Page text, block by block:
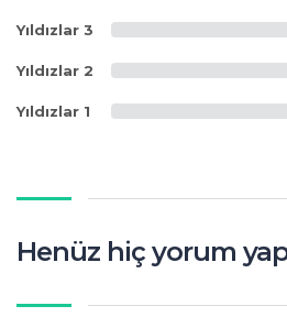
Yıldızlar 3
Yıldızlar 2
Yıldızlar 1
Henüz hiç yorum